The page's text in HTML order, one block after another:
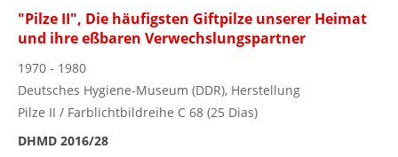
"Pilze II", Die häufigsten Giftpilze unserer Heimat
und ihre eßbaren Verwechslungspartner
1970 - 1980
Deutsches Hygiene-Museum (DDR), Herstellung
Pilze II / Farblichtbildreihe C 68 (25 Dias)
DHMD 2016/28